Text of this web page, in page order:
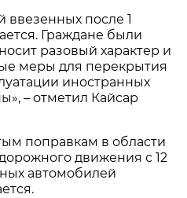
ввезенных после 1
Граждане были
разовый характер и
меры для перекрытия
иностранных
– отметил Кайсар
поправкам в области
движения с 12
автомобилей